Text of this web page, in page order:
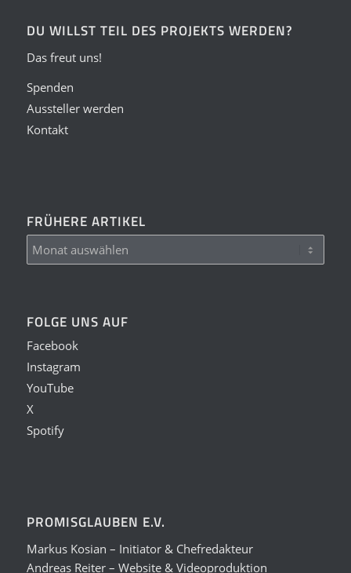
DU WILLST TEIL DES PROJEKTS WERDEN?
Das freut uns!
Spenden
Aussteller werden
Kontakt
FRÜHERE ARTIKEL
FOLGE UNS AUF
Facebook
Instagram
YouTube
X
Spotify
PROMISGLAUBEN E.V.
Markus Kosian – Initiator & Chefredakteur
Andreas Reiter – Website & Videoproduktion